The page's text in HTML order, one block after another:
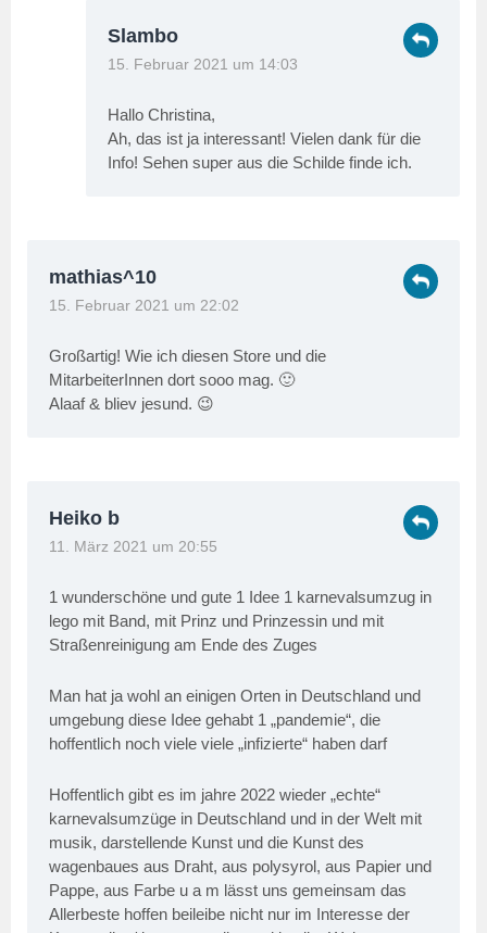
Slambo
15. Februar 2021 um 14:03
Hallo Christina,
Ah, das ist ja interessant! Vielen dank für die
Info! Sehen super aus die Schilde finde ich.
mathias^10
15. Februar 2021 um 22:02
Großartig! Wie ich diesen Store und die
MitarbeiterInnen dort sooo mag. 🙂
Alaaf & bliev jesund. 😉
Heiko b
11. März 2021 um 20:55
1 wunderschöne und gute 1 Idee 1 karnevalsumzug in
lego mit Band, mit Prinz und Prinzessin und mit
Straßenreinigung am Ende des Zuges
Man hat ja wohl an einigen Orten in Deutschland und
umgebung diese Idee gehabt 1 „pandemie“, die
hoffentlich noch viele viele „infizierte“ haben darf
Hoffentlich gibt es im jahre 2022 wieder „echte“
karnevalsumzüge in Deutschland und in der Welt mit
musik, darstellende Kunst und die Kunst des
wagenbaues aus Draht, aus polysyrol, aus Papier und
Pappe, aus Farbe u a m lässt uns gemeinsam das
Allerbeste hoffen beileibe nicht nur im Interesse der